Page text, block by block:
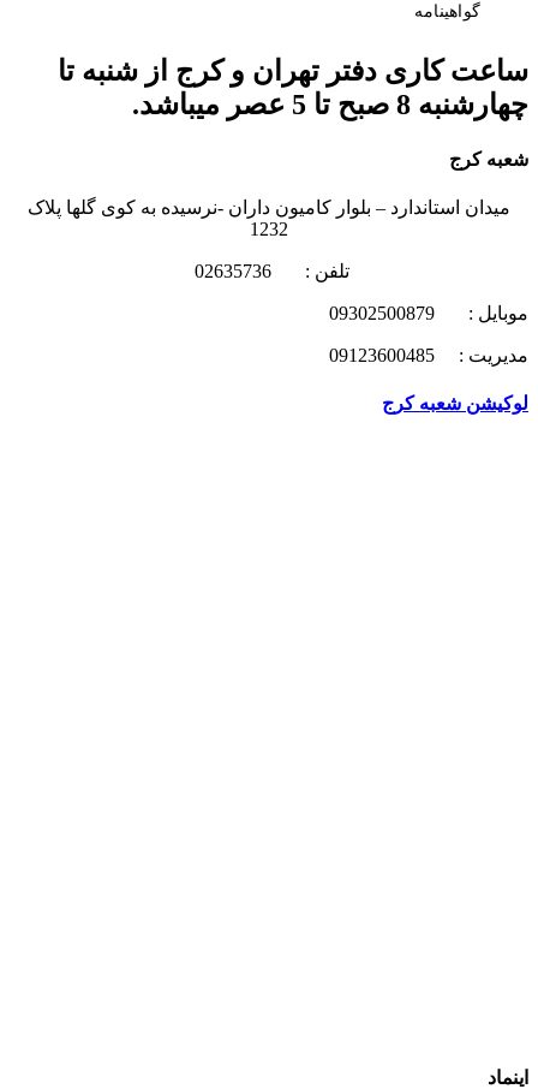
گواهینامه
ساعت کاری دفتر تهران و کرج از شنبه تا
چهارشنبه 8 صبح تا 5 عصر میباشد.
شعبه کرج
میدان استاندارد – بلوار کامیون داران -نرسیده به کوی گلها پلاک
1232
تلفن : 02635736
موبایل : 09302500879
مدیریت : 09123600485
لوکیشن شعبه کرج
اینماد